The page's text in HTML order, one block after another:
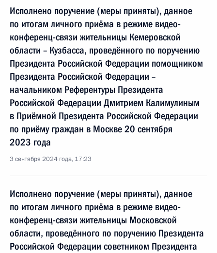
Исполнено поручение (меры приняты), данное
по итогам личного приёма в режиме видео-
конференц-связи жительницы Кемеровской
области – Кузбасса, проведённого по поручению
Президента Российской Федерации помощником
Президента Российской Федерации –
начальником Референтуры Президента
Российской Федерации Дмитрием Калимулиным
в Приёмной Президента Российской Федерации
по приёму граждан в Москве 20 сентября
2023 года
3 сентября 2024 года, 17:23
Исполнено поручение (меры приняты), данное
по итогам личного приёма в режиме видео-
конференц-связи жительницы Московской
области, проведённого по поручению Президента
Российской Федерации советником Президента